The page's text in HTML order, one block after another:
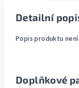
Detailní
Popis produktu
Doplňkové